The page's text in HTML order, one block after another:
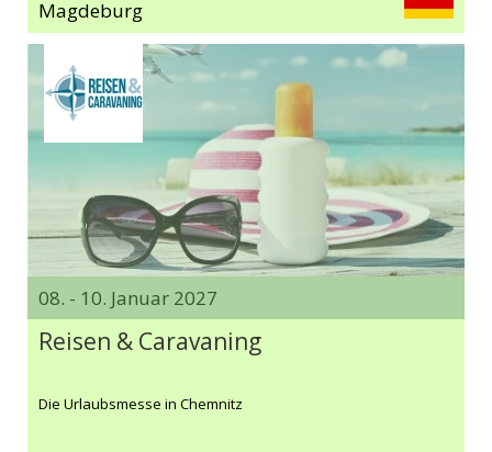
Magdeburg
08. - 10. Januar 2027
Reisen & Caravaning
Die Urlaubsmesse in Chemnitz